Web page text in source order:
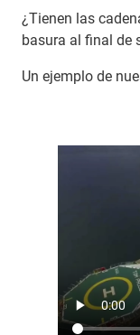
¿Tienen las
basura al final de
Un ejemplo de